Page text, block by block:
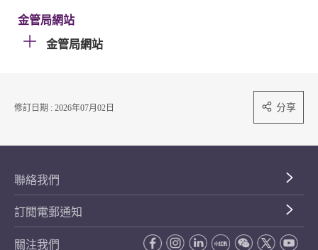
金管局網站
金管局網站
修訂日期 : 2026年07月02日 分享
聯絡我們
訂閱電郵通知
關注我們